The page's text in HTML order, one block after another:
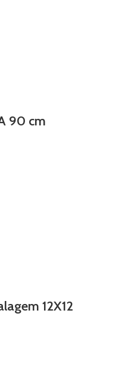
90 cm
12X12